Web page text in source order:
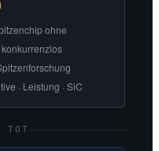
ohne
· Leistung · SiC
TOT